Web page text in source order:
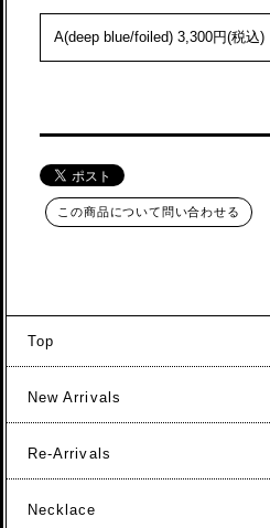
この商品について問い合わせる
Top
New Arrivals
Re-Arrivals
Necklace